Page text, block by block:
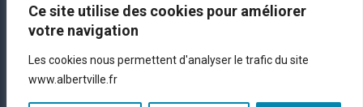
Ce site utilise des cookies pour améliorer
votre navigation
Les cookies nous permettent d'analyser le trafic du site
www.albertville.fr
Contact